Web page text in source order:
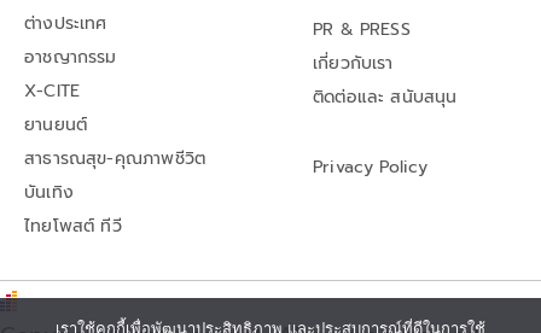
ต่างประเทศ
อาชญากรรม
X-CITE
ยานยนต์
สาธารณสุข-คุณภาพชีวิต
บันเทิง
ไทยโพสต์ ทีวี
PR & PRESS
เกี่ยวกับเรา
ติดต่อและ สนับสนุน
Privacy Policy
เราใช้คุกกี้เพื่อพัฒนาประสิทธิภาพ และประสบการณ์ที่ดีในการใช้